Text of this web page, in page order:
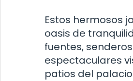
Estos hermosos
oasis de
fuentes,
espectaculares
patios del